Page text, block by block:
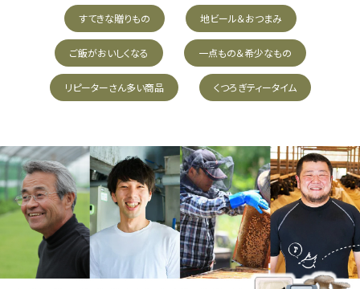
すてきな贈りもの 地ビール＆おつまみ
ご飯がおいしくなる 一点もの＆希少なもの
リピーターさん多い商品 くつろぎティータイム